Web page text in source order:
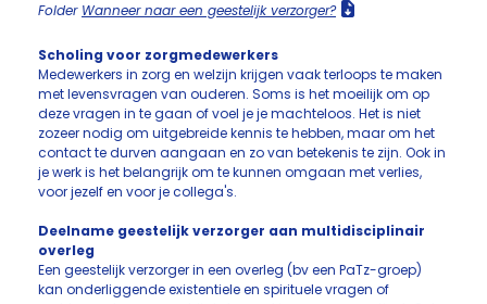
Folder Wanneer naar een geestelijk verzorger?
Scholing voor zorgmedewerkers
Medewerkers in zorg en welzijn krijgen vaak terloops te maken
met levensvragen van ouderen. Soms is het moeilijk om op
deze vragen in te gaan of voel je je machteloos. Het is niet
zozeer nodig om uitgebreide kennis te hebben, maar om het
contact te durven aangaan en zo van betekenis te zijn. Ook in
je werk is het belangrijk om te kunnen omgaan met verlies,
voor jezelf en voor je collega's.
Deelname geestelijk verzorger aan multidisciplinair
overleg
Een geestelijk verzorger in een overleg (bv een PaTz-groep)
kan onderliggende existentiele en spirituele vragen of